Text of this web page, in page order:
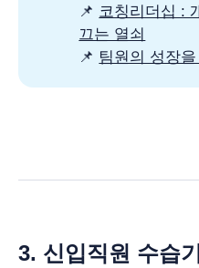
📌 코칭리더십 :
끄는 열쇠
📌 팀원의 성장
3. 신입직원 수습